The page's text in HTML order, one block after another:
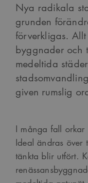
Nya radikala
grunden
förverkligas.
byggnader och
medeltida
given rumslig
I många fall
Ideal ändras över
tänkta blir utfört.